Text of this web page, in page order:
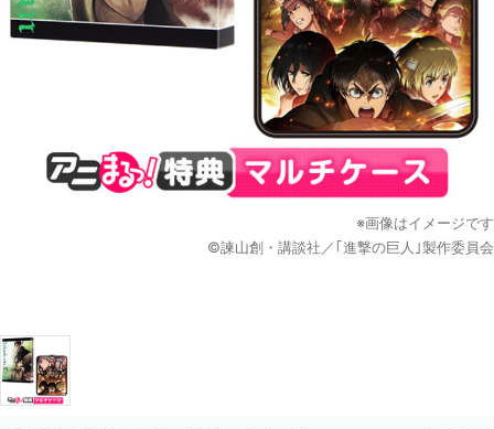
※画像はイメージです
©諫山創・講談社／｢進撃の巨人｣製作委員会